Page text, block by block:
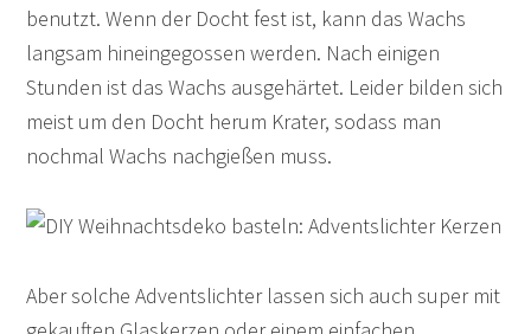
benutzt. Wenn der Docht fest ist, kann das Wachs
langsam hineingegossen werden. Nach einigen
Stunden ist das Wachs ausgehärtet. Leider bilden sich
meist um den Docht herum Krater, sodass man
nochmal Wachs nachgießen muss.
Aber solche Adventslichter lassen sich auch super mit